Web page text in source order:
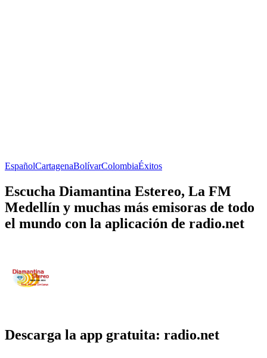
EspañolCartagenaBolívarColombiaÉxitos
Escucha Diamantina Estereo, La FM
Medellín y muchas más emisoras de todo
el mundo con la aplicación de radio.net
Descarga la app gratuita: radio.net